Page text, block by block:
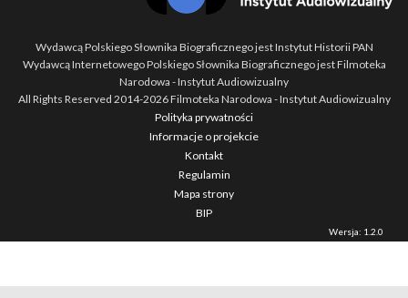
Wydawcą Polskiego Słownika Biograficznego jest Instytut Historii PAN
Wydawcą Internetowego Polskiego Słownika Biograficznego jest Filmoteka
Narodowa - Instytut Audiowizualny
All Rights Reserved 2014-2026Filmoteka Narodowa - Instytut Audiowizualny
Polityka prywatności
Informacje o projekcie
Kontakt
Regulamin
Mapa strony
BIP
Wersja: 1.2.0